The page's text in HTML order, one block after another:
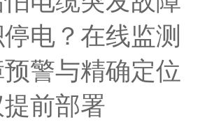
电？在线监测
警与精确定位
前部署